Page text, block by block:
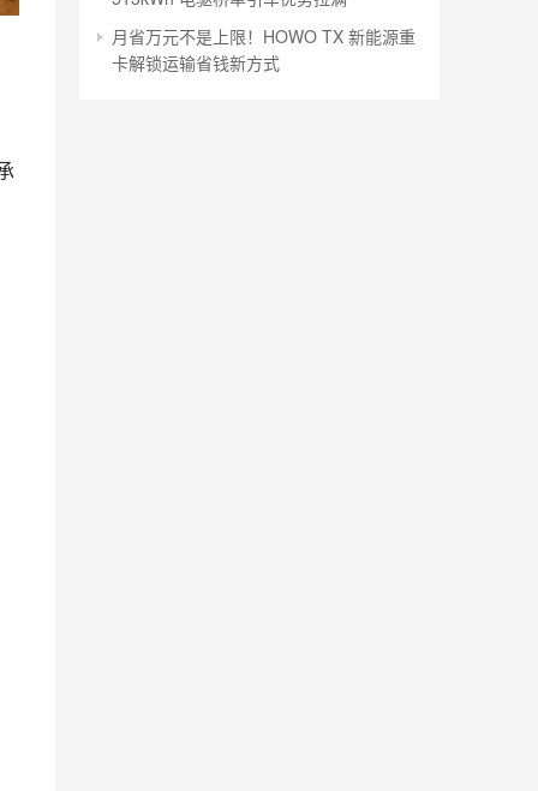
月省万元不是上限！HOWO TX 新能源重
卡解锁运输省钱新方式